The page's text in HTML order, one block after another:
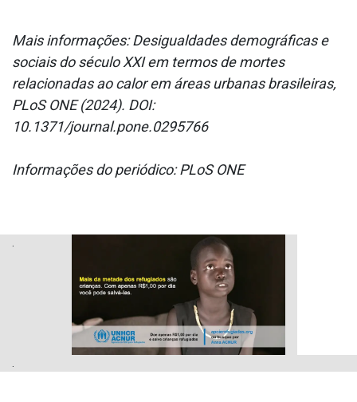
Mais informações: Desigualdades demográficas e
sociais do século XXI em termos de mortes
relacionadas ao calor em áreas urbanas brasileiras,
PLoS ONE (2024). DOI:
10.1371/journal.pone.0295766
Informações do periódico: PLoS ONE